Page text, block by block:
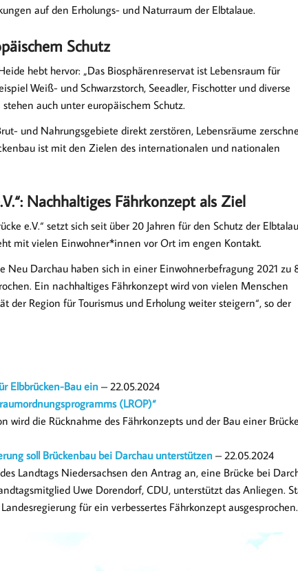
auf den Erholungs- und Naturraum der Elbtalaue.
Schutz
hebt hervor: „Das Biosphärenreservat ist Lebensraum für
Weiß- und Schwarzstorch, Seeadler, Fischotter und diverse
auch unter europäischem Schutz.
und Nahrungsgebiete direkt zerstören, Lebensräume
ist mit den Zielen des internationalen und nationalen
Nachhaltiges Fährkonzept als Ziel
e.V.“ setzt sich seit über 20 Jahren für den Schutz der
mit vielen Einwohner*innen vor Ort im engen Kontakt.
Darchau haben sich in einer Einwohnerbefragung 2021 zu
Ein nachhaltiges Fährkonzept wird von vielen Menschen
Region für Tourismus und Erholung weiter steigern“, so der
Elbbrücken-Bau ein – 22.05.2024
(LROP)“
die Rücknahme des Fährkonzepts und der Bau einer
soll Brückenbau bei Darchau unterstützen – 22.05.2024
Landtags Niedersachsen den Antrag an, eine Brücke bei
Uwe Dorendorf, CDU, unterstützt das Anliegen.
für ein verbessertes Fährkonzept ausgesprochen.